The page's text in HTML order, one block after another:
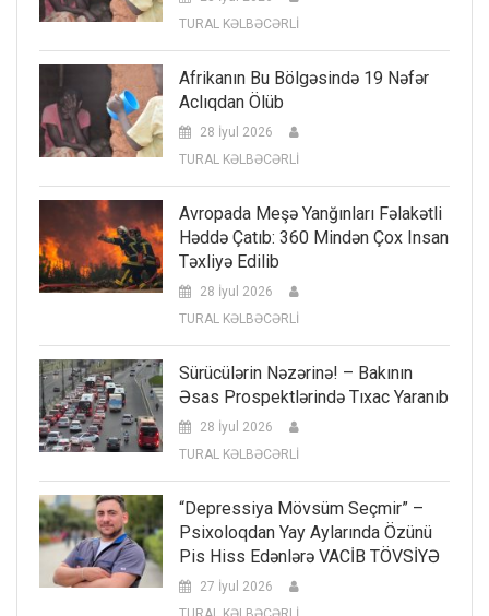
TURAL KƏLBƏCƏRLİ
Afrikanın Bu Bölgəsində 19 Nəfər
Aclıqdan Ölüb
28 İyul 2026
TURAL KƏLBƏCƏRLİ
Avropada Meşə Yanğınları Fəlakətli
Həddə Çatıb: 360 Mindən Çox Insan
Təxliyə Edilib
28 İyul 2026
TURAL KƏLBƏCƏRLİ
Sürücülərin Nəzərinə! – Bakının
Əsas Prospektlərində Tıxac Yaranıb
28 İyul 2026
TURAL KƏLBƏCƏRLİ
“Depressiya Mövsüm Seçmir” –
Psixoloqdan Yay Aylarında Özünü
Pis Hiss Edənlərə VACİB TÖVSİYƏ
27 İyul 2026